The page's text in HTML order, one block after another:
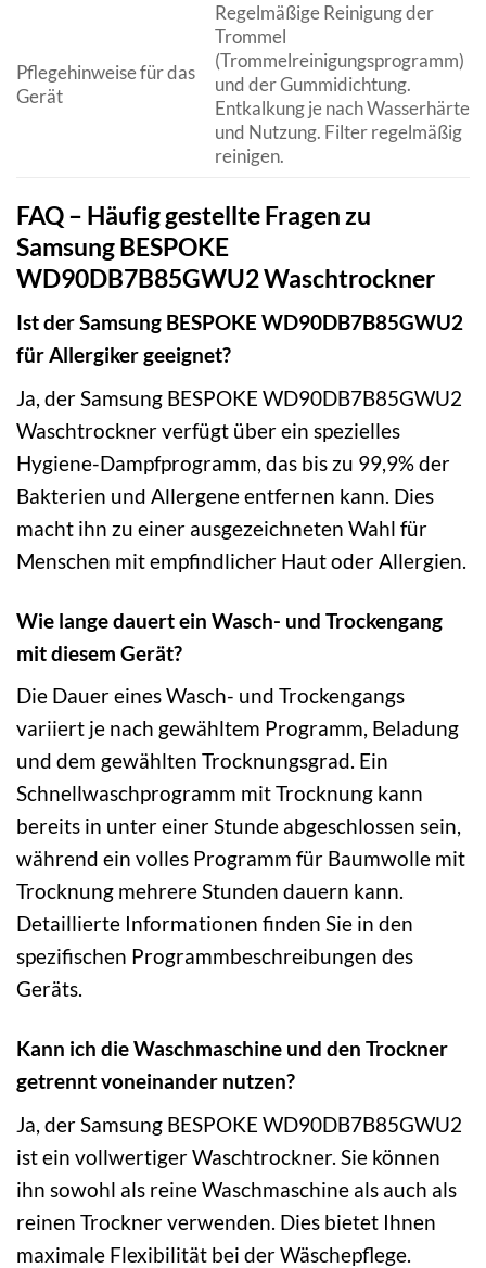
Pflegehinweise für das
Gerät
Regelmäßige Reinigung der
Trommel
(Trommelreinigungsprogramm)
und der Gummidichtung.
Entkalkung je nach Wasserhärte
und Nutzung. Filter regelmäßig
reinigen.
FAQ – Häufig gestellte Fragen zu
Samsung BESPOKE
WD90DB7B85GWU2 Waschtrockner
Ist der Samsung BESPOKE WD90DB7B85GWU2
für Allergiker geeignet?
Ja, der Samsung BESPOKE WD90DB7B85GWU2
Waschtrockner verfügt über ein spezielles
Hygiene-Dampfprogramm, das bis zu 99,9% der
Bakterien und Allergene entfernen kann. Dies
macht ihn zu einer ausgezeichneten Wahl für
Menschen mit empfindlicher Haut oder Allergien.
Wie lange dauert ein Wasch- und Trockengang
mit diesem Gerät?
Die Dauer eines Wasch- und Trockengangs
variiert je nach gewähltem Programm, Beladung
und dem gewählten Trocknungsgrad. Ein
Schnellwaschprogramm mit Trocknung kann
bereits in unter einer Stunde abgeschlossen sein,
während ein volles Programm für Baumwolle mit
Trocknung mehrere Stunden dauern kann.
Detaillierte Informationen finden Sie in den
spezifischen Programmbeschreibungen des
Geräts.
Kann ich die Waschmaschine und den Trockner
getrennt voneinander nutzen?
Ja, der Samsung BESPOKE WD90DB7B85GWU2
ist ein vollwertiger Waschtrockner. Sie können
ihn sowohl als reine Waschmaschine als auch als
reinen Trockner verwenden. Dies bietet Ihnen
maximale Flexibilität bei der Wäschepflege.